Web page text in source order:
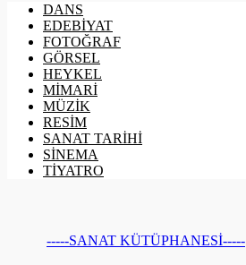
DANS
EDEBİYAT
FOTOĞRAF
GÖRSEL
HEYKEL
MİMARİ
MÜZİK
RESİM
SANAT TARİHİ
SİNEMA
TİYATRO
-----SANAT KÜTÜPHANESİ-----